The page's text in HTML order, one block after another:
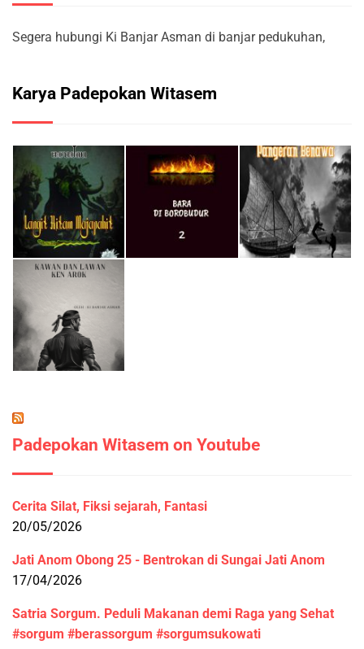
Segera hubungi Ki Banjar Asman di banjar pedukuhan,
Karya Padepokan Witasem
Padepokan Witasem on Youtube
Cerita Silat, Fiksi sejarah, Fantasi
20/05/2026
Jati Anom Obong 25 - Bentrokan di Sungai Jati Anom
17/04/2026
Satria Sorgum. Peduli Makanan demi Raga yang Sehat
#sorgum #berassorgum #sorgumsukowati